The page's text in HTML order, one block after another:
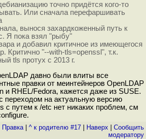
точно придётся кого-то
Или сначала перефаршивать
вынося захардкоженный путь к
Я пока взял "рыбу"
и добавил критичное из имеющегося
Критично "--with-tls=openssl", т.к.
tls протух с 2013 г.
давно были влиты все
правки от меинтейнеров OpenLDAP
и RHEL/Fedora, кажется даже из SUSE.
переходом на актуальную версию
с путем к /etc нет никаких проблем, см
Правка| ^ к родителю #17 Наверх
Cообщить
модератору